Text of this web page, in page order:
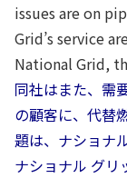
issues are on
Grid’s service
National Grid,
同社はまた、需
の顧客に、代替
題は、ナショナ
ナショナル グリ